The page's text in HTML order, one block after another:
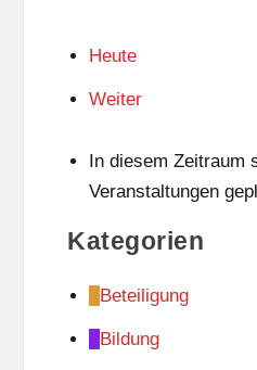
Heute
Weiter
In diesem Zeitraum
Veranstaltungen
Kategorien
Beteiligung
Bildung